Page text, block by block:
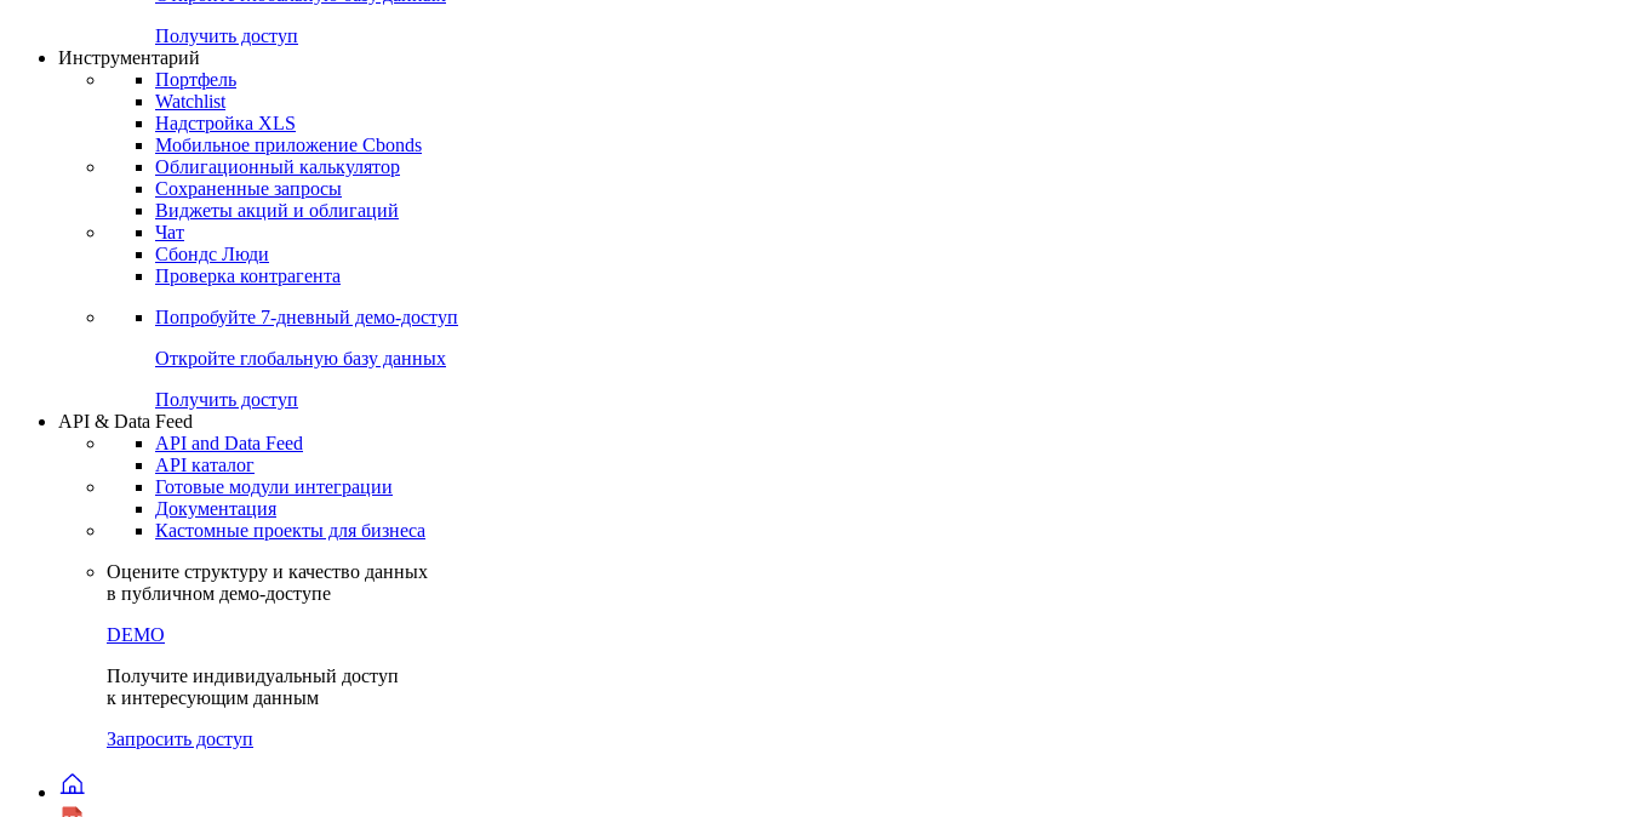
Попробуйте7-дневный
Откройте глобальную базу данных
Получить доступ
Инструментарий
Портфель
Watchlist
Надстройка XLS
Мобильное приложение Cbonds
Облигационный калькулятор
Сохраненные запросы
Виджеты акций и облигаций
Чат
Сбондс Люди
Проверка контрагента
Попробуйте7-дневный
Откройте глобальную базу данных
Получить доступ
API & Data Feed
API and Data Feed
API каталог
Документация
Кастомные проекты для бизнеса
Оцените структуру и качество данных
в публичном демо-доступе
DEMO
Получите индивидуальный доступ